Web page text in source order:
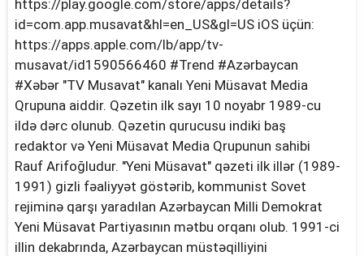
https://play.google.com/store/apps/details?
id=com.app.musavat&hl=en_US&gl=US iOS üçün:
https://apps.apple.com/lb/app/tv-
musavat/id1590566460 #Trend #Azərbaycan
#Xəbər "TV Musavat" kanalı Yeni Müsavat Media
Qrupuna aiddir. Qəzetin ilk sayı 10 noyabr 1989-cu
ildə dərc olunub. Qəzetin qurucusu indiki baş
redaktor və Yeni Müsavat Media Qrupunun sahibi
Rauf Arifoğludur. "Yeni Müsavat" qəzeti ilk illər (1989-
1991) gizli fəaliyyət göstərib, kommunist Sovet
rejiminə qarşı yaradılan Azərbaycan Milli Demokrat
Yeni Müsavat Partiyasının mətbu orqanı olub. 1991-ci
illin dekabrında, Azərbaycan müstəqilliyini